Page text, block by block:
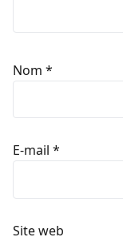
Nom *
E-mail *
Site web